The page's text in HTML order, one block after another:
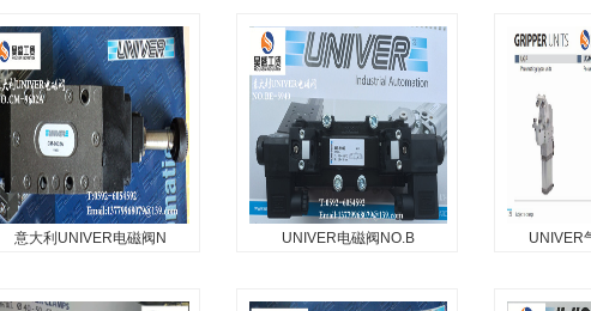
意大利UNIVER电磁阀N UNIVER电磁阀NO.B UNIVER
UNIVER气